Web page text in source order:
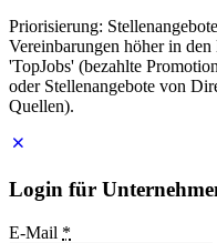
Priorisierung:
Vereinbarungen höher in
'TopJobs' (bezahlte
oder Stellenangebote von
Quellen).
Login für
E-Mail *